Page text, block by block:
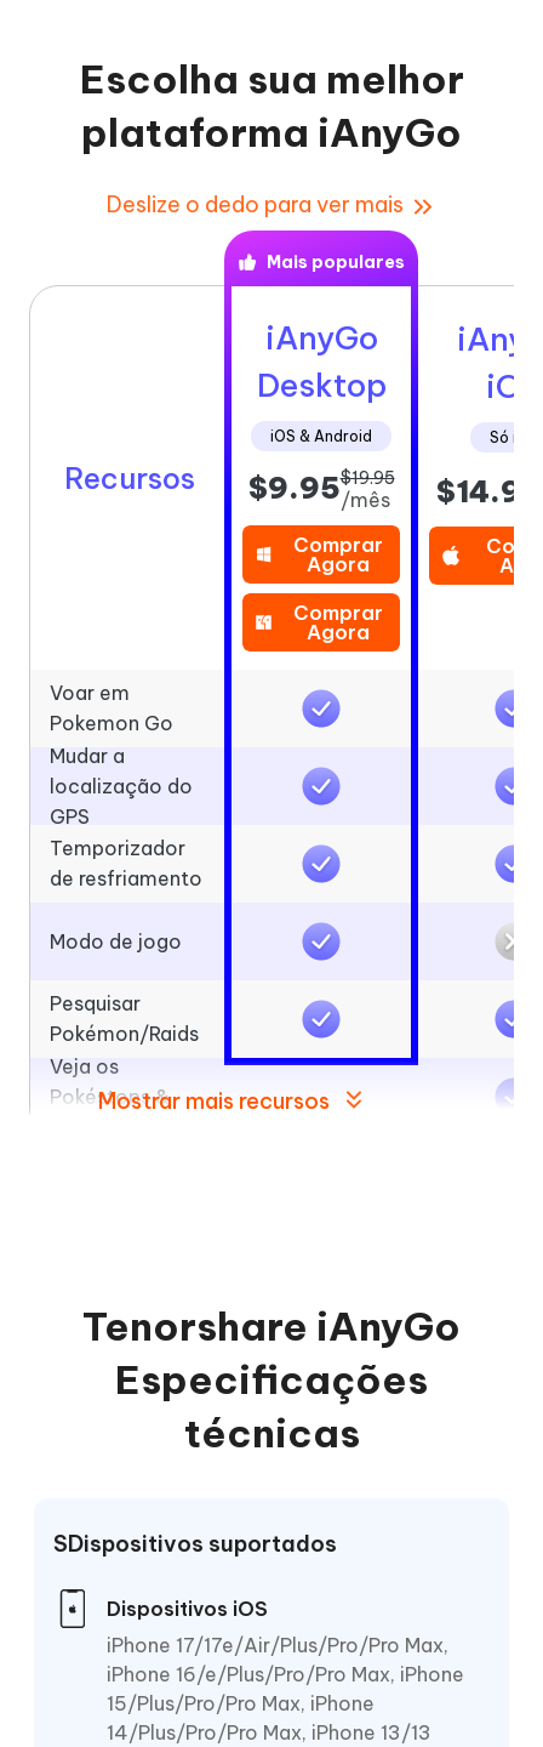
Escolha sua melhor
plataforma iAnyGo
Deslize o dedo para ver mais
Recursos
iOS
Só iOS
$14.99
Voar em
Pokemon Go
Mudar a
localização do
GPS
Temporizador
de resfriamento
Modo de jogo
Pesquisar
Pokémon/Raids
Veja os
Pokéstops &
Mais populares
iAnyGo
Desktop
iOS & Android
$9.95$19.95
/mês
Comprar
Agora
Comprar
Agora
Mostrar mais recursos
Tenorshare iAnyGo
Especificações
técnicas
SDispositivos suportados
Dispositivos iOS
iPhone 17/17e/Air/Plus/Pro/Pro Max,
iPhone 16/e/Plus/Pro/Pro Max, iPhone
15/Plus/Pro/Pro Max, iPhone
14/Plus/Pro/Pro Max, iPhone 13/13